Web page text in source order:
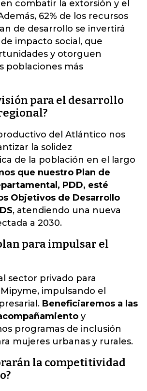
combatir la extorsión y el
62% de los recursos
de desarrollo se invertirá
impacto social, que
y otorguen
poblaciones más
para el desarrollo
del Atlántico nos
la solidez
de la población en el largo
que nuestro Plan de
PDD, esté
Objetivos de Desarrollo
, atendiendo una nueva
a 2030.
para impulsar el
sector privado para
impulsando el
Beneficiaremos a las
y
programas de inclusión
mujeres urbanas y rurales.
la competitividad